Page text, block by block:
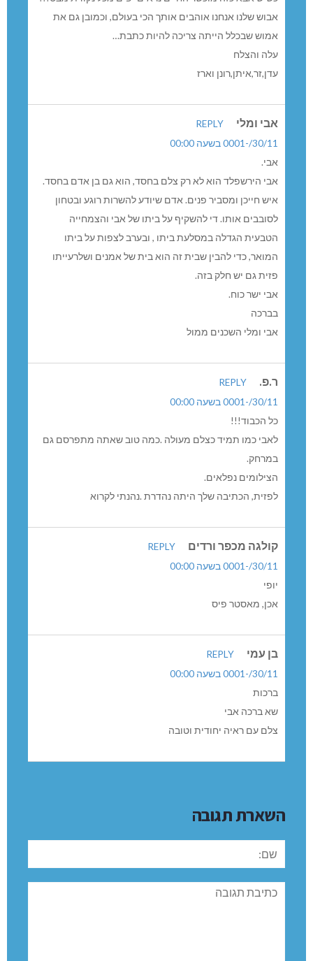
אבוש שלנו אנחנו אוהבים אותך הכי בעולם, וכמובן גם את
אמוש שבכלל הייתה צריכה להיות כתבת…
עלה והצלח
עדן,זר,איתן,רונן וארז
אבי ומלי
REPLY
30/11/-0001 בשעה 00:00
אבי.
אבי הירשפלד הוא לא רק צלם בחסד, הוא גם בן אדם בחסד.
איש חייכן ומסביר פנים. אדם שיודע להשרות רוגע ובטחון
לסובבים אותו. די להשקיף על ביתו של אבי והצמחייה
הטבעית הגדלה במסלעת ביתו , ובערב לצפות על ביתו
המואר, כדי להבין שבית זה הוא בית של אמנים ושלרעייתו
פזית גם יש חלק בזה.
אבי ישר כוח.
בברכה
אבי ומלי השכנים ממול
ר.פ.
REPLY
30/11/-0001 בשעה 00:00
כל הכבוד!!!
לאבי כמו תמיד כצלם מעולה .כמה טוב שאתה מתפרסם גם
במרחק.
הצילומים נפלאים.
לפזית, הכתיבה שלך היתה נהדרת .נהנתי לקרוא
קולגה מכפר ורדים
REPLY
30/11/-0001 בשעה 00:00
יופי
אכן, מאסטר פיס
בן עמי
REPLY
30/11/-0001 בשעה 00:00
ברכות
שא ברכה אבי
צלם עם ראיה יחודית וטובה
השארת תגובה
שם:
תגובה